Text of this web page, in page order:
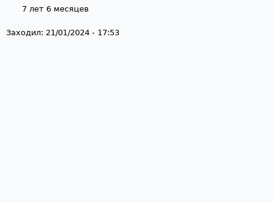
7 лет 6 месяцев
Заходил: 21/01/2024 - 17:53